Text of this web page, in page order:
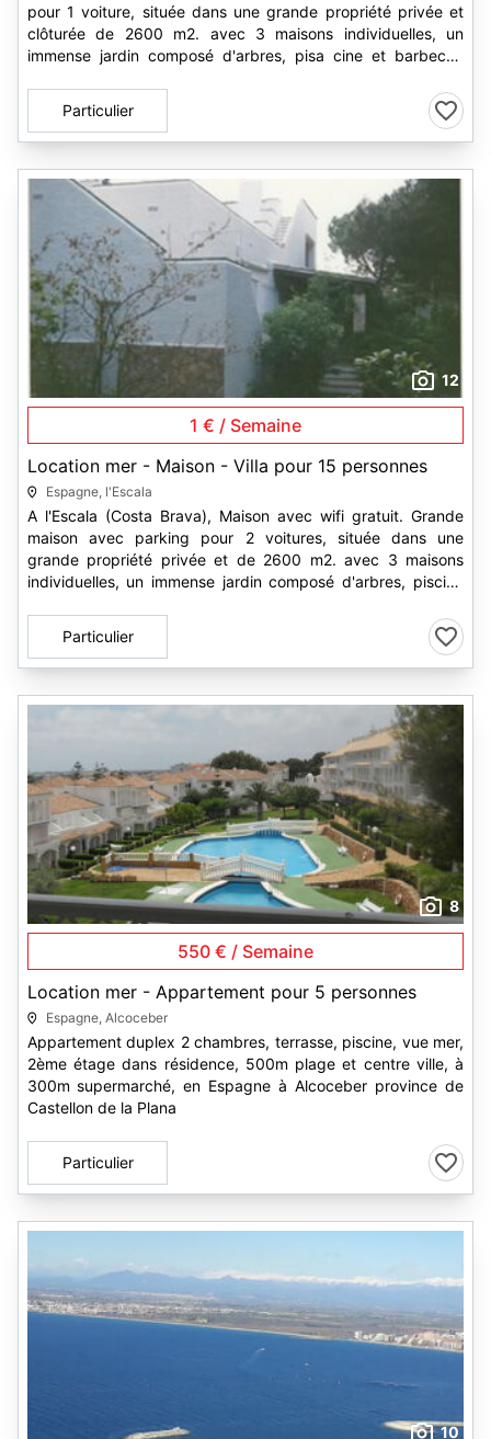
pour 1 voiture, située dans une grande propriété privée et
clôturée de 2600 m2. avec 3 maisons individuelles, un
immense jardin composé d'arbres, pisa cine et barbecue
Particulier
12
1 € / Semaine
Location mer - Maison - Villa pour 15 personnes
Espagne, l'Escala
A l'Escala (Costa Brava), Maison avec wifi gratuit. Grande
maison avec parking pour 2 voitures, située dans une
grande propriété privée et de 2600 m2. avec 3 maisons
individuelles, un immense jardin composé d'arbres, piscine
Particulier
8
550 € / Semaine
Location mer - Appartement pour 5 personnes
Espagne, Alcoceber
Appartement duplex 2 chambres, terrasse, piscine, vue mer,
2ème étage dans résidence, 500m plage et centre ville, à
300m supermarché, en Espagne à Alcoceber province de
Castellon de la Plana
Particulier
10